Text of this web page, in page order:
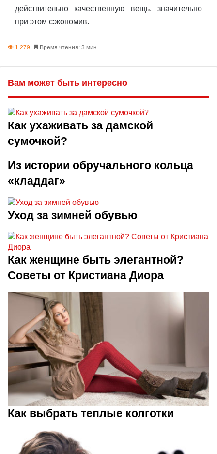
действительно качественную вещь, значительно
при этом сэкономив.
1 279 Время чтения: 3 мин.
Вам может быть интересно
Как ухаживать за дамской
сумочкой?
Из истории обручального кольца
«кладдаг»
Уход за зимней обувью
Как женщине быть элегантной?
Советы от Кристиана Диора
Как выбрать теплые колготки